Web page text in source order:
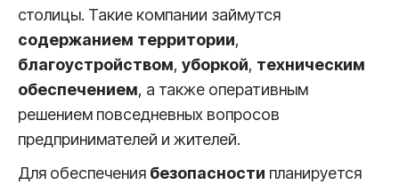
столицы. Такие компании займутся
содержанием территории,
благоустройством, уборкой, техническим
обеспечением, а также оперативным
решением повседневных вопросов
предпринимателей и жителей.
Для обеспечения безопасности планируется